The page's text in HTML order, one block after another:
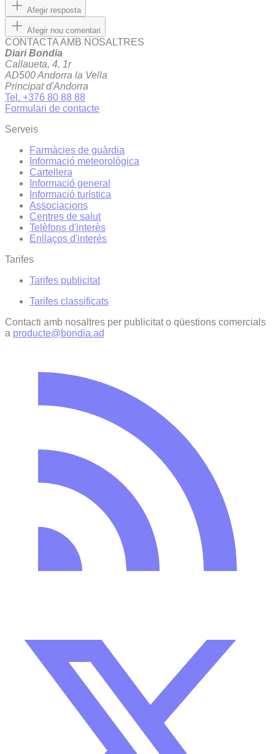
Afegir resposta
Afegir nou comentari
CONTACTA AMB NOSALTRES
Diari Bondia
Callaueta, 4, 1r
AD500 Andorra la Vella
Principat d'Andorra
Tel. +376 80 88 88
Formulari de contacte
Serveis
Farmàcies de guàrdia
Informació meteorològica
Cartellera
Informació general
Informació turística
Associacions
Centres de salut
Telèfons d'interès
Enllaços d'interés
Tarifes
Tarifes publicitat
Tarifes classificats
Contacti amb nosaltres per publicitat o qüestions comercials
a producte@bondia.ad